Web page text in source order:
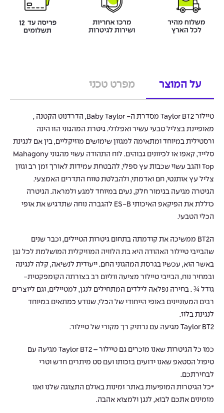
על המוצר מפרט טכני
טיילור Taylor BT2 מסדרת ה- Baby Taylor, הדרדנוט הקטנה ,
מאופיינת בצליל טבעי עשיר ואפלולי. גיטרת המהגוני הזו הינה
ורסטילית במיוחד ומתאימה למגוון שימושים מוזיקליים, בין אם לנגינת
סלייד, קאפו או לכיוונים גבוהים. לוח התהודה עשוי מהגוני Mahagony
Top והגב עשוי שכבות עץ ספלי, להבטחת עמידות לאורך זמן רב וגוון
צליל עץ אותנטי, חם ואדמתי, ולהבלטת טווח התדרים האמצעי.
הגיטרה מגיעה בגימור חלק, נעים במיוחד למגע ולמראה. הגיטרה
כוללת את הפיקאפ האיכותי ES-B להגברה נוחה שתדגיש את אופי
הכלי הטבעי.
הBT2 ממשיכה את קודמתה בתחום גיטרות הטיילים, וכבר שנים
שהבייבי טיילור האהודה היא בת הלוויה המוזיקלית המושלמת לכל נגן
באשר הוא, עכשיו בגרסת המהגוני החם. ייעודית לנשיאה, קלה לנגינה
ובמחיר נוח, הבייבי טיילור מציעה ווליום רב בצורתה הקומפקטית-
גודל ¾ . בחירה נפלאה לילדים המתחילים לנגן, למטיילים, וגם ליוצרים
רבים המעוניינים באופי הייחודי של הכלי, שנודע כמתאים במיוחד
לנגינת בלוז.
Taylor BT2 מגיעה עם נרתיק רך מקורי של טיילור.
כמו כל הגיטרות שאנו מוכרים גם טיילור – Taylor BT2 מגיעה עם
טיפול הסטאפ שאנו ידועים בזכותו ועם סט מיתרים חדש וטרי
לבחירתכם.
*כל הגיטרות המופיעות באתר זמינות באולם התצוגה שלנו ואנו
מזמינים אתכם לבוא, לנגן ולמצוא אהבה.